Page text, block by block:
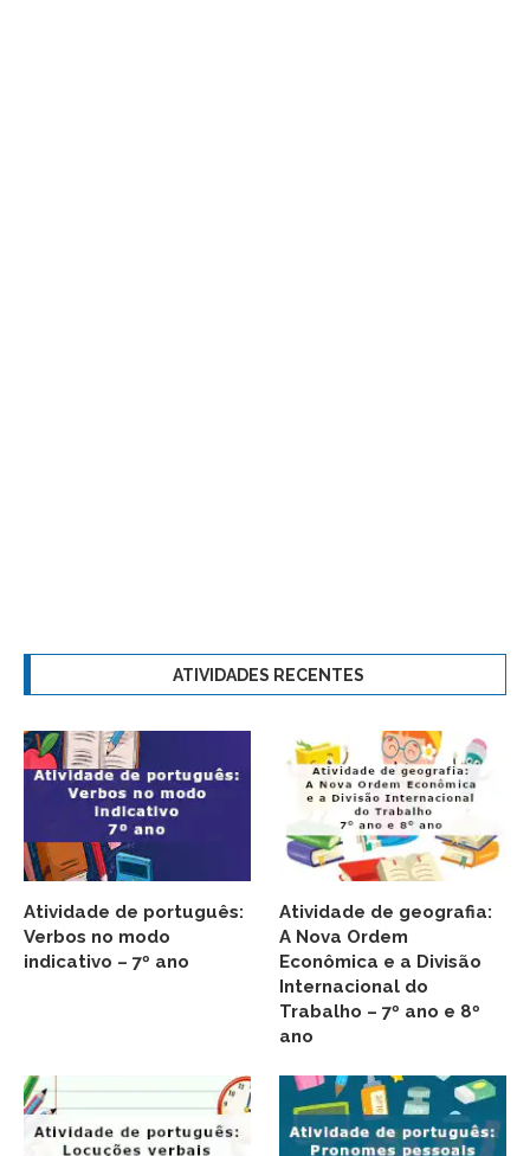
ATIVIDADES RECENTES
Atividade de português:
Verbos no modo
indicativo – 7º ano
Atividade de geografia:
A Nova Ordem
Econômica e a Divisão
Internacional do
Trabalho – 7º ano e 8º
ano